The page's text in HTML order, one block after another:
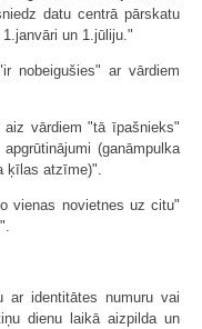
datu centrā pārskatu
un 1.jūliju."
nobeigušies" ar vārdiem
vārdiem "tā īpašnieks"
(ganāmpulka
ķīlas atzīme)".
vienas novietnes uz citu"
ar identitātes numuru vai
dienu laikā aizpilda un